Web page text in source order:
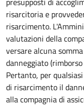
risarcitoria e
risarcimento.
valutazioni della
versare alcuna
danneggiato
Pertanto, per
di risarcimento il
alla compagnia di